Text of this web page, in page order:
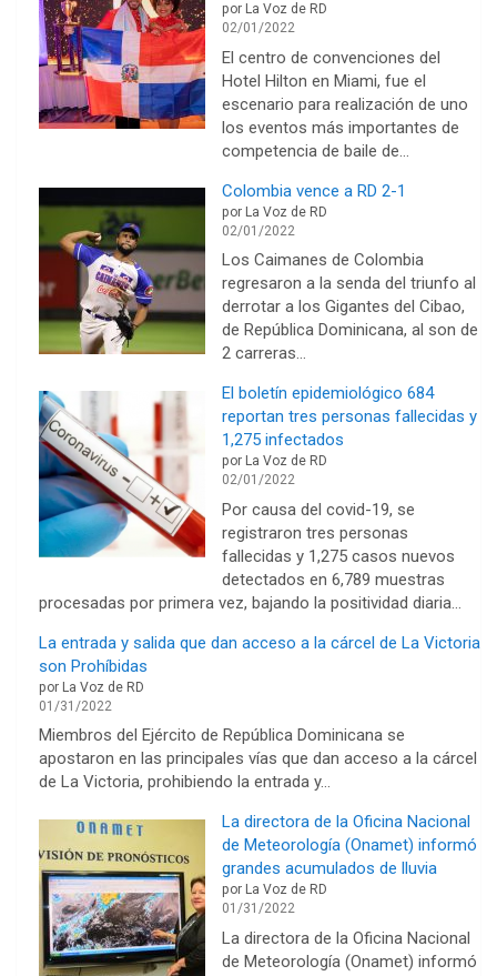
por La Voz de RD
02/01/2022
El centro de convenciones del
Hotel Hilton en Miami, fue el
escenario para realización de uno
los eventos más importantes de
competencia de baile de…
Colombia vence a RD 2-1
por La Voz de RD
02/01/2022
Los Caimanes de Colombia
regresaron a la senda del triunfo al
derrotar a los Gigantes del Cibao,
de República Dominicana, al son de
2 carreras…
El boletín epidemiológico 684
reportan tres personas fallecidas y
1,275 infectados
por La Voz de RD
02/01/2022
Por causa del covid-19, se
registraron tres personas
fallecidas y 1,275 casos nuevos
detectados en 6,789 muestras
procesadas por primera vez, bajando la positividad diaria…
La entrada y salida que dan acceso a la cárcel de La Victoria
son Prohíbidas
por La Voz de RD
01/31/2022
Miembros del Ejército de República Dominicana se
apostaron en las principales vías que dan acceso a la cárcel
de La Victoria, prohibiendo la entrada y…
La directora de la Oficina Nacional
de Meteorología (Onamet) informó
grandes acumulados de lluvia
por La Voz de RD
01/31/2022
La directora de la Oficina Nacional
de Meteorología (Onamet) informó